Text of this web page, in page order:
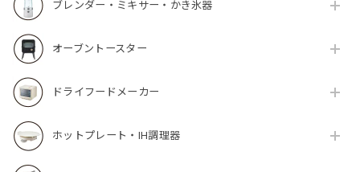
ブレンダー・ミキサー・かき氷器
オーブントースター
ドライフードメーカー
ホットプレート・IH調理器